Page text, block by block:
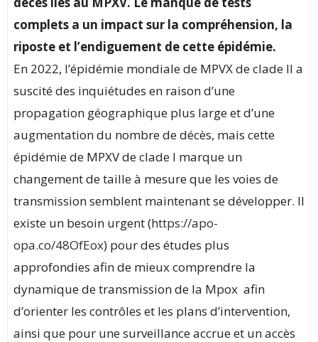
complets a un impact sur la compréhension, la
riposte et l’endiguement de cette épidémie.
En 2022, l’épidémie mondiale de MPVX de clade II a
suscité des inquiétudes en raison d’une
propagation géographique plus large et d’une
augmentation du nombre de décès, mais cette
épidémie de MPXV de clade I marque un
changement de taille à mesure que les voies de
transmission semblent maintenant se développer. Il
existe un besoin urgent (https://apo-
opa.co/48OfEox) pour des études plus
approfondies afin de mieux comprendre la
dynamique de transmission de la Mpox afin
d’orienter les contrôles et les plans d’intervention,
ainsi que pour une surveillance accrue et un accès